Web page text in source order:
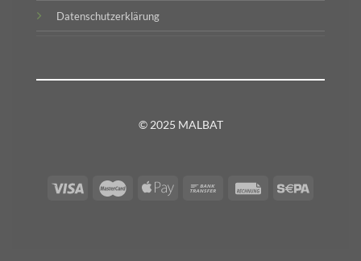
Datenschutzerklärung
© 2025 MALBAT